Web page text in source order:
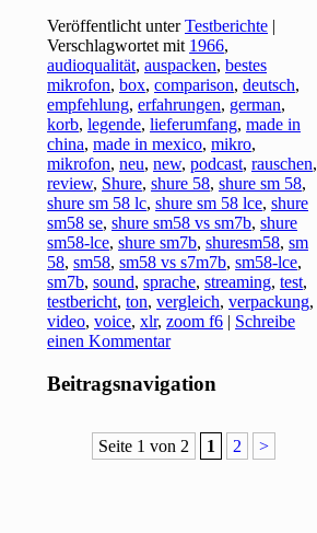
Veröffentlicht unter Testberichte |
Verschlagwortet mit 1966,
audioqualität,auspacken,bestes
mikrofon,box,comparison,deutsch,
empfehlung,erfahrungen, german,
korb,legende,lieferumfang,made in
china,made in mexico,mikro,
mikrofon,neu,new,podcast,rauschen,
review, Shure,shure 58,shure sm 58,
shure sm 58 lc,shure sm 58 lce,shure
sm58 se,shure sm58 vs sm7b,shure
sm58-lce,shure sm7b,shuresm58,sm
58,sm58,sm58 vs s7m7b,sm58-lce,
sm7b,sound,sprache,streaming,test,
testbericht,ton,vergleich,verpackung,
video,voice,xlr,zoom f6 | Schreibe
einen Kommentar
Beitragsnavigation
Seite 1 von 2 1 2 >